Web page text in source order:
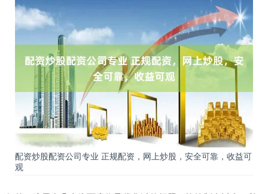
配资炒股配资公司专业 正规配资，网上炒股，安全可靠，收益可
观